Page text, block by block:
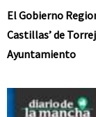
El Gobierno
Castillas’ de
Ayuntamiento